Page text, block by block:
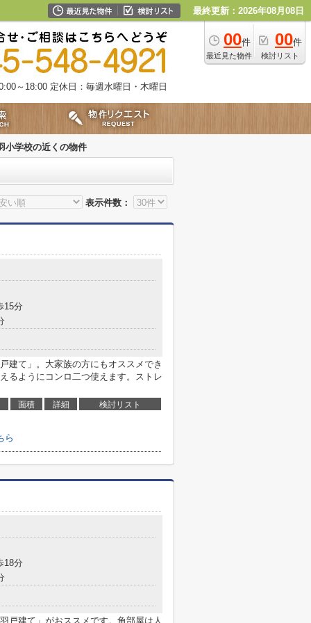
最終更新：2026年08月08日
00件
最近見た物件
00件
検討リスト
～18:00 定休日：毎週水曜日・木曜日
小学校の近くの物件
表示件数：
15分
建て」。大家族の方にもオススメでき
るようにコンロ二つ使えます。ストレ
面積 詳細 検討リスト
ら
18分
戸建て」がおススメです。角部屋は人